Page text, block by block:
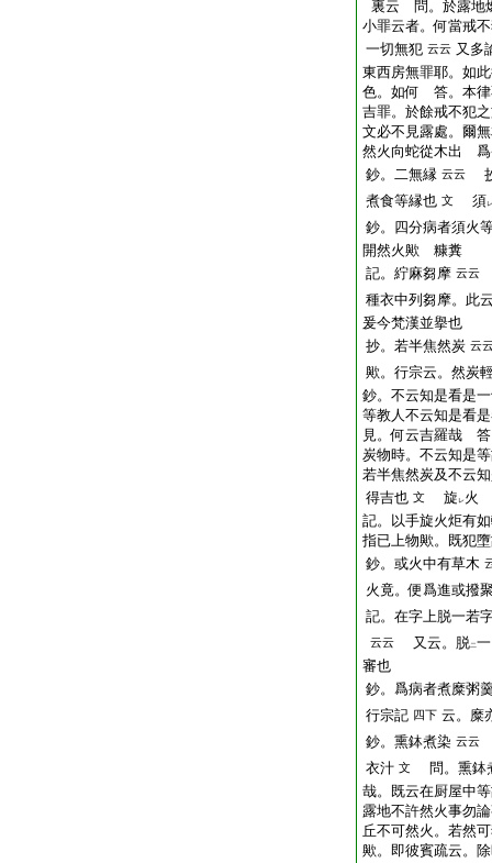
裏云 問。於露地
小罪云者。何當戒
一切無犯 云云 又多
東西房無罪耶。如
色。如何 答。本律
吉罪。於餘戒不犯
文必不見露處。爾
然火向蛇從木出 爲
鈔。二無縁 云云
煮食等縁也 文 須レ
鈔。四分病者須火
開然火歟 糠糞
記。 紵麻芻摩 云云
種衣中列芻摩。此
爰今梵漢並擧也
抄。若半焦然炭 云
歟。行宗云。然炭
鈔。不云知是看是
等教人不云知是看
見。何云吉羅哉 答
炭物時。不云知是
若半焦然炭及不云
得吉也 文 旋 レ火
記。以手旋火炬有
指已上物歟。既犯
鈔。或火中有草木
火竟。便爲進或撥
記。在字上脱一若
云云 又云。脱二一
審也
鈔。爲病者煮糜粥
行宗記 四下 云。糜
鈔。熏鉢煮染 云云
衣汁 文
問。熏鉢
哉。既云在厨屋中
露地不許然火事勿
丘不可然火。若然
歟。即彼賓疏云。